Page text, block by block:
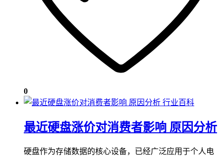
0
行业百科
最近硬盘涨价对消费者影响 原因分析
硬盘作为存储数据的核心设备，已经广泛应用于个人电